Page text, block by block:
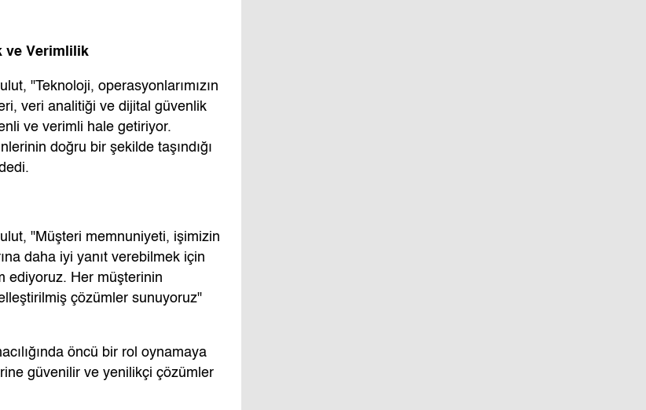
ve Verimlilik
"Teknoloji, operasyonlarımızın
veri analitiği ve dijital güvenlik
ve verimli hale getiriyor.
doğru bir şekilde taşındığı
"Müşteri memnuniyeti, işimizin
daha iyi yanıt verebilmek için
ediyoruz. Her müşterinin
çözümler sunuyoruz"
öncü bir rol oynamaya
güvenilir ve yenilikçi çözümler